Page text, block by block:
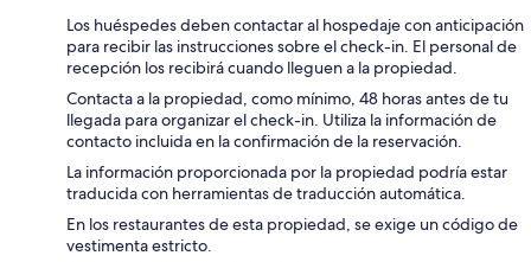
Los huéspedes deben contactar al hospedaje con anticipación
para recibir las instrucciones sobre el check-in. El personal de
recepción los recibirá cuando lleguen a la propiedad.
Contacta a la propiedad, como mínimo, 48 horas antes de tu
llegada para organizar el check-in. Utiliza la información de
contacto incluida en la confirmación de la reservación.
La información proporcionada por la propiedad podría estar
traducida con herramientas de traducción automática.
En los restaurantes de esta propiedad, se exige un código de
vestimenta estricto.